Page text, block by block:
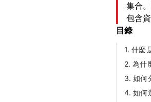
集合
包含
目錄
1. 什麼
2. 為什
3. 如何
4. 如何